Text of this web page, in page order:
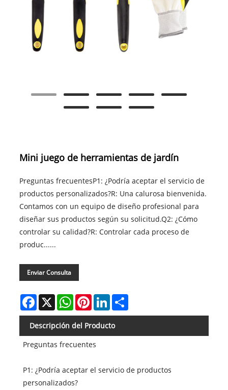
Mini juego de herramientas de jardín
Preguntas frecuentesP1: ¿Podría aceptar el servicio de
productos personalizados?R: Una calurosa bienvenida.
Contamos con un equipo de diseño profesional para
diseñar sus productos según su solicitud.Q2: ¿Cómo
controlar su calidad?R: Controlar cada proceso de
produc......
Enviar Consulta
Facebook
X WhatsAppPinterestLinkedInShare
Descripción del Producto
Preguntas frecuentes
P1: ¿Podría aceptar el servicio de productos
personalizados?